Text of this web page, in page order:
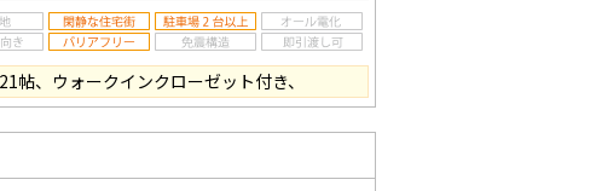
帖、ウォークインクローゼット付き、